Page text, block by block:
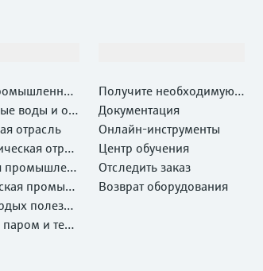
воды и отх
отрасль
отрас
промышлен
промыш
полезны
и Металлу
и техн
Получите необходимую п
оддержку быстро!
Документация
Онлайн-инструменты
Центр обучения
Отследить заказ
Возврат оборудования